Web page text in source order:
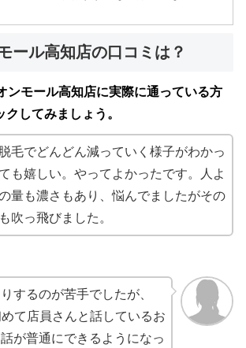
ール高知店の口コミは？
ンモール高知店に実際に通っている方
してみましょう。
毛でどんどん減っていく様子がわかっ
も嬉しい。やってよかったです。人よ
量も濃さもあり、悩んでましたがその
吹っ飛びました。
するのが苦手でしたが、
て店員さんと話しているお
が普通にできるようになっ